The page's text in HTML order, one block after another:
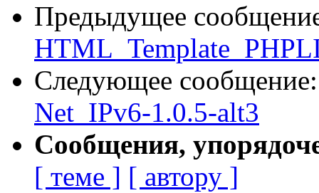
Предыдущее
Следующее
Net_IPv6-1.0.5-alt3
Сообщения,
[ теме ] [ автору ]